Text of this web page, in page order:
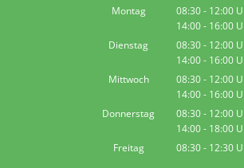
Montag 08:30- 12:00
Von
14:00- 16:00
Von
Dienstag 08:30- 12:00
Von
14:00- 16:00
Von
Mittwoch 08:30- 12:00
Von
14:00- 16:00
Von
Donnerstag 08:30- 12:00
Von
14:00- 18:00
Von
Freitag 08:30- 12:30